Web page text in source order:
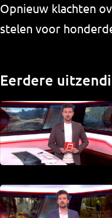
Opnieuw klachten
stelen voor
Eerdere